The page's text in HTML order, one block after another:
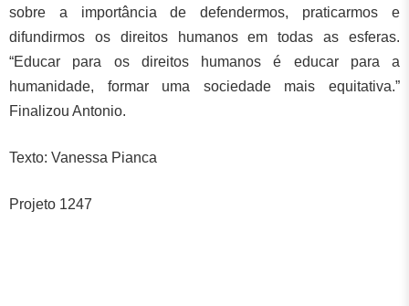
sobre a importância de defendermos, praticarmos e
difundirmos os direitos humanos em todas as esferas.
“Educar para os direitos humanos é educar para a
humanidade, formar uma sociedade mais equitativa.”
Finalizou Antonio.
Texto: Vanessa Pianca
Projeto 1247